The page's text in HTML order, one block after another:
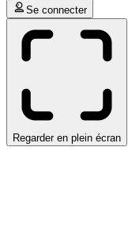
Se connecter
Regarder en plein écran